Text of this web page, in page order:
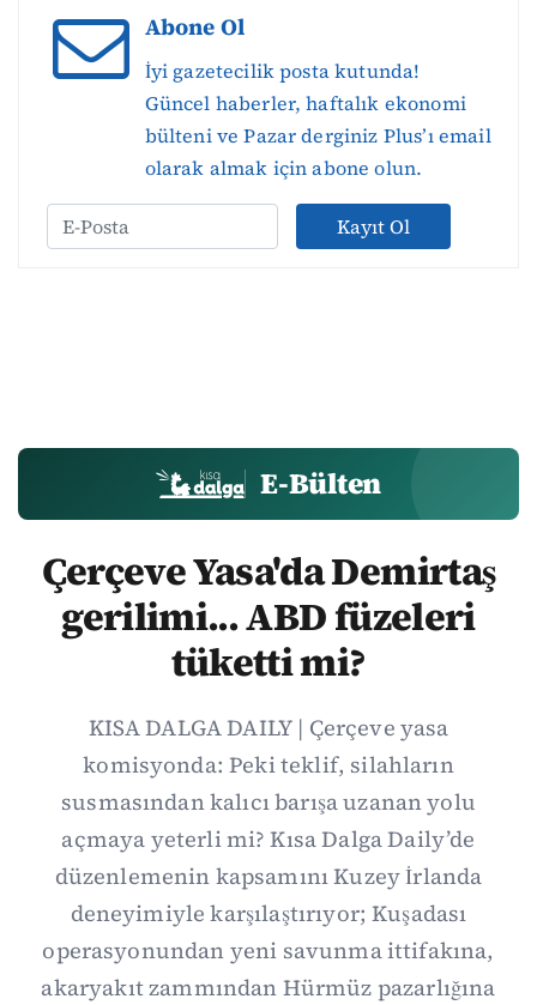
Abone Ol
İyi gazetecilik posta kutunda!
Güncel haberler, haftalık ekonomi
bülteni ve Pazar derginiz Plus’ı email
olarak almak için abone olun.
Kayıt Ol
E-Bülten
Çerçeve Yasa'da Demirtaş
gerilimi... ABD füzeleri
tüketti mi?
KISA DALGA DAILY | Çerçeve yasa
komisyonda: Peki teklif, silahların
susmasından kalıcı barışa uzanan yolu
açmaya yeterli mi? Kısa Dalga Daily’de
düzenlemenin kapsamını Kuzey İrlanda
deneyimiyle karşılaştırıyor; Kuşadası
operasyonundan yeni savunma ittifakına,
akaryakıt zammından Hürmüz pazarlığına